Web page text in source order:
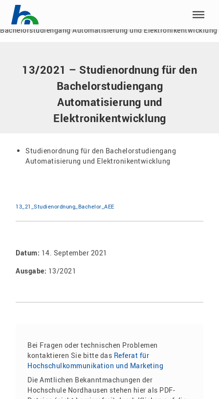
Menü überspringen
Menü überspringen
Home |Dokumente
Bachelorstudiengang Automatisierung und Elektronikentwicklung
13/2021 – Studienordnung für den
Bachelorstudiengang
Automatisierung und
Elektronikentwicklung
Studienordnung für den Bachelorstudiengang
Automatisierung und Elektronikentwicklung
13_21_Studienordnung_Bachelor_AEE
Datum: 14. September 2021
Ausgabe: 13/2021
Bei Fragen oder technischen Problemen
kontaktieren Sie bitte das Referat für
Hochschulkommunikation und Marketing
Die Amtlichen Bekanntmachungen der
Hochschule Nordhausen stehen hier als PDF-